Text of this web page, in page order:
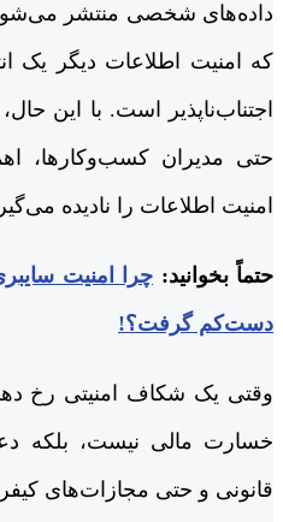
داده‌های شخصی منتشر
که امنیت اطلاعات دیگر یک
اجتناب‌ناپذیر است. با این
حتی مدیران کسب‌وکارها،
امنیت اطلاعات را نادیده
حتماً بخوانید: چرا امنیت
دست‌کم گرفت؟!
وقتی یک شکاف امنیتی رخ
خسارت مالی نیست، بلکه
قانونی و حتی مجازات‌های